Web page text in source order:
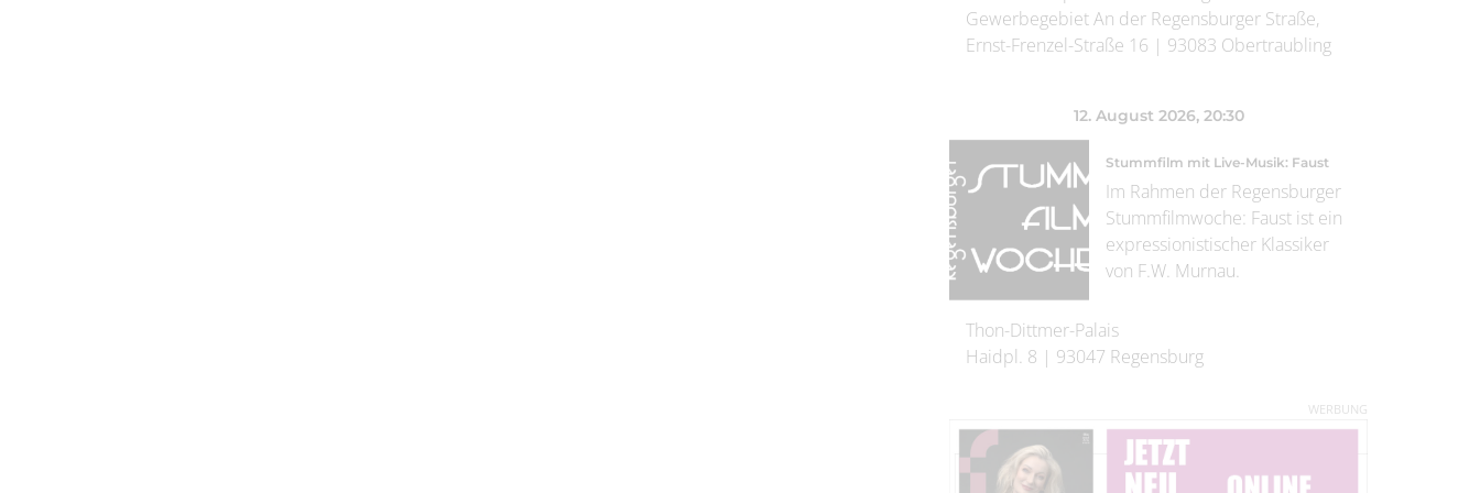
Gewerbegebiet An der Regensburger Straße,
Ernst-Frenzel-Straße 16 | 93083 Obertraubling
12. August 2026, 20:30
Stummfilm mit Live-Musik: Faust
Im Rahmen der Regensburger
Stummfilmwoche: Faust ist ein
expressionistischer Klassiker
von F.W. Murnau.
Thon-Dittmer-Palais
Haidpl. 8 | 93047 Regensburg
WERBUNG